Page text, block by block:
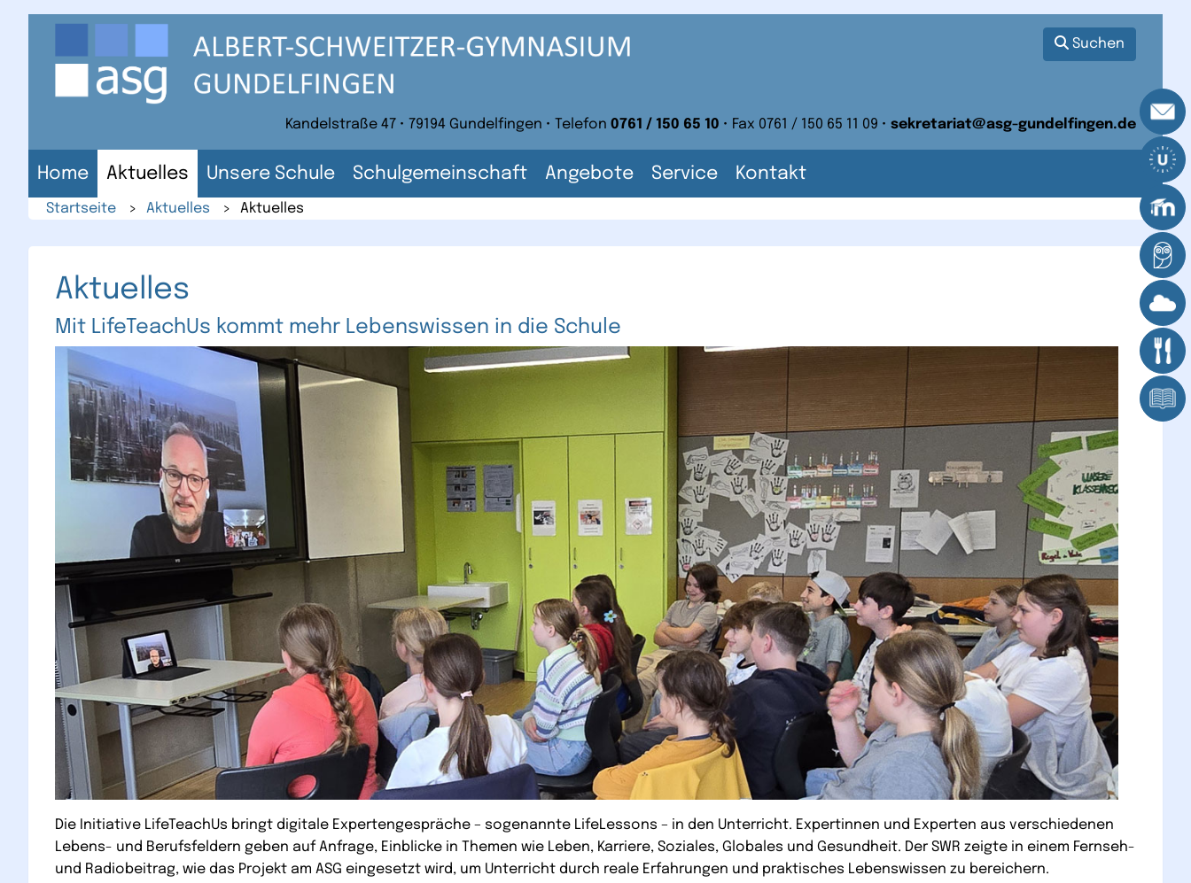
Suchen
Kandelstraße 47 • 79194 Gundelfingen • Telefon 0761 / 150 65 10 • Fax 0761 / 150 65 11 09 • sekretariat@asg-gundelfingen.de
Home Aktuelles Unsere Schule Schulgemeinschaft Angebote Service Kontakt
Startseite > Aktuelles > Aktuelles
Aktuelles
Mit LifeTeachUs kommt mehr Lebenswissen in die Schule
Die Initiative LifeTeachUs bringt digitale Expertengespräche – sogenannte LifeLessons – in den Unterricht. Expertinnen und Experten aus verschiedenen
Lebens- und Berufsfeldern geben auf Anfrage, Einblicke in Themen wie Leben, Karriere, Soziales, Globales und Gesundheit. Der SWR zeigte in einem Fernseh-
und Radiobeitrag, wie das Projekt am ASG eingesetzt wird, um Unterricht durch reale Erfahrungen und praktisches Lebenswissen zu bereichern.